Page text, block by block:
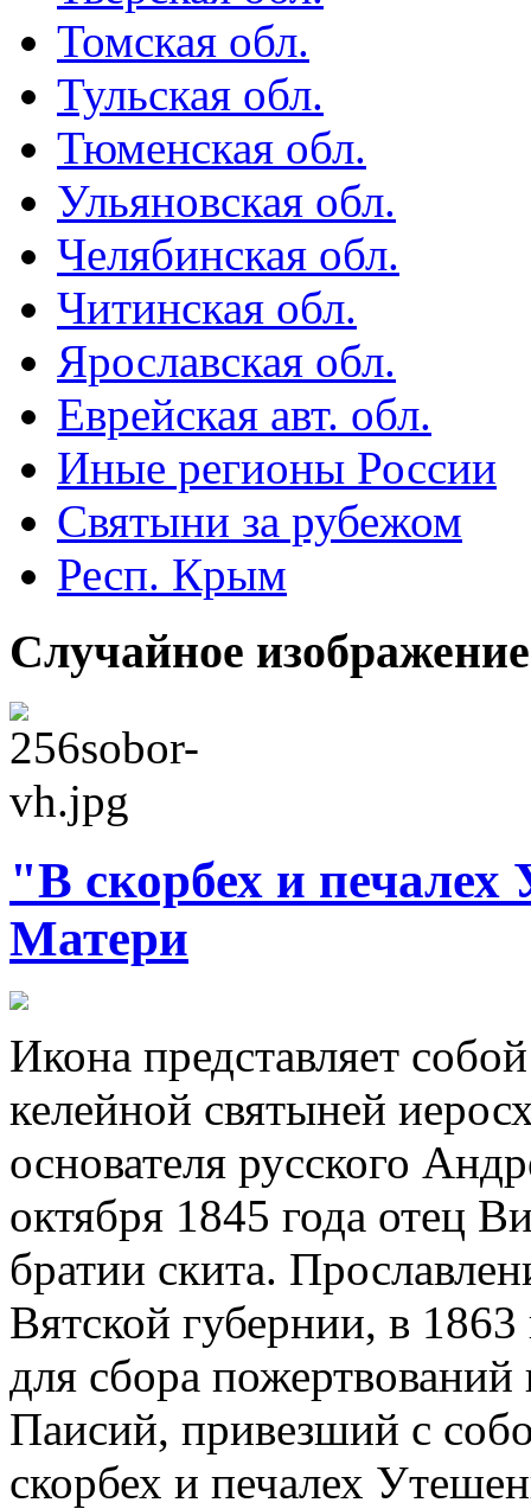
Томская обл.
Тульская обл.
Тюменская обл.
Ульяновская обл.
Челябинская обл.
Читинская обл.
Ярославская обл.
Еврейская авт. обл.
Иные регионы России
Святыни за рубежом
Респ. Крым
Случайное изображение
"В скорбех и
Матери
Икона представляет
келейной святыней
основателя русского
октября 1845 года отец
братии скита.
Вятской губернии, в 1863
для сбора
Паисий, привезший с
скорбех и печалех